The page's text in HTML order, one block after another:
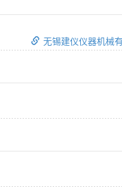
无锡建仪仪器机械